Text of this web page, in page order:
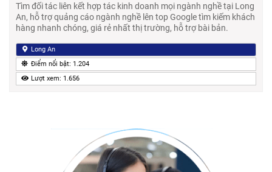
Tìm đối tác liên kết hợp tác kinh doanh mọi ngành nghề tại Long
An, hỗ trợ quảng cáo ngành nghề lên top Google tìm kiếm khách
hàng nhanh chóng, giá rẻ nhất thị trường, hỗ trợ bài bản.
Long An
Điểm nổi bật: 1.204
Lượt xem: 1.656